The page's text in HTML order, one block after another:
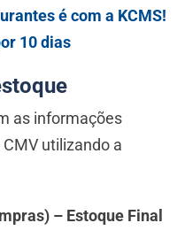
é com a KCMS!
10 dias
as informações
utilizando a
– Estoque Final